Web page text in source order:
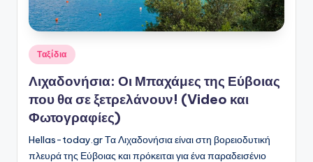
Αναρτήθηκε
σε
Ταξίδια
Λιχαδονήσια: Οι Μπαχάμες της Εύβοιας
που θα σε ξετρελάνουν! (Video και
Φωτογραφίες)
Hellas-today.gr Τα Λιχαδονήσια είναι στη βορειοδυτική
πλευρά της Εύβοιας και πρόκειται για ένα παραδεισένιο